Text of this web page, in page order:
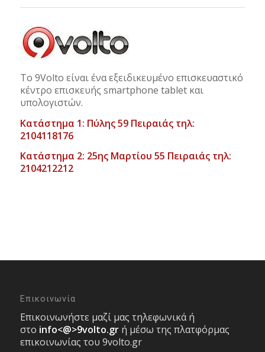
Το 9Volto είναι ένα εξειδικευμένο επισκευαστικό
κέντρο επισκευής smartphone tablet και
υπολογιστών.
Κατάστημα 1: Πύλης 59 Πειραιάς τηλ:
2104118176
Κατάστημα 2: 25ης Μαρτίου 55 Πειραιάς τηλ:
2104212212
Επικοινωνία
Επικοινωνήστε μαζί μας τηλεφωνικά ή
στο info<@>9volto.gr ή μέσω της πλατφόρμας
επικοινωνίας του 9volto.gr